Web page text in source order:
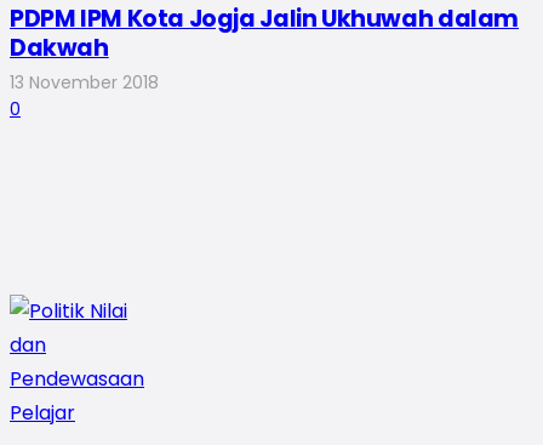
PDPM IPM Kota Jogja Jalin Ukhuwah dalam
Dakwah
13 November 2018
0